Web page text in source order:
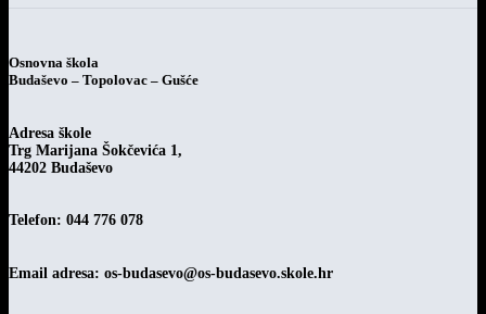
Osnovna škola
Budaševo – Topolovac – Gušće
Adresa škole
Trg Marijana Šokčevića 1,
44202 Budaševo
Telefon: 044 776 078
Email adresa: os-budasevo@os-budasevo.skole.hr